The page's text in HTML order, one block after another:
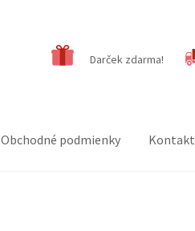
Darček zdarma!
Obchodné podmienky Kontakt